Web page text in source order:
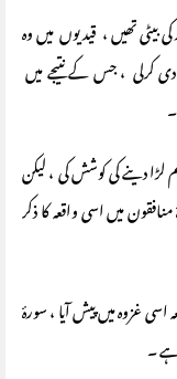
تھیں ، قیدیوں میں وہ
، جس کے نتیجے میں
دینے کی کوشش کی ، لیکن
میں اسی واقعہ کا ذکر
غزوہ میں پیش آیا ، سورۂ
۔